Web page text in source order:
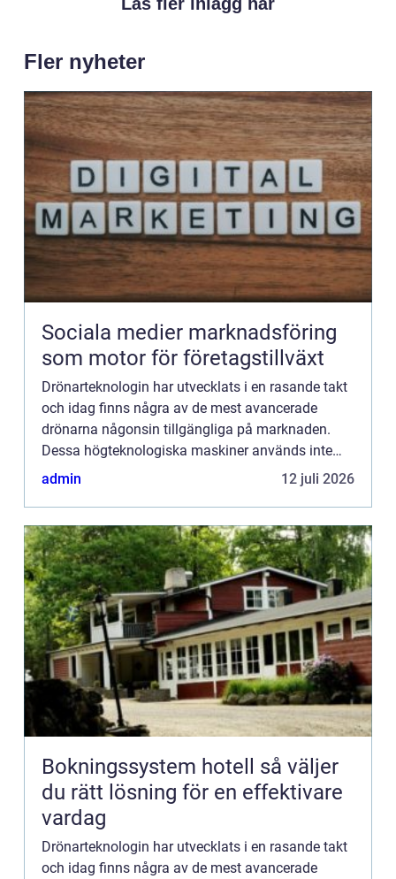
Fler nyheter
Sociala medier marknadsföring
som motor för företagstillväxt
Drönarteknologin har utvecklats i en rasande takt
och idag finns några av de mest avancerade
drönarna någonsin tillgängliga på marknaden.
Dessa högteknologiska maskiner används inte
bara för hobbyflygni...
admin 12 juli 2026
Bokningssystem hotell så väljer
du rätt lösning för en effektivare
vardag
Drönarteknologin har utvecklats i en rasande takt
och idag finns några av de mest avancerade